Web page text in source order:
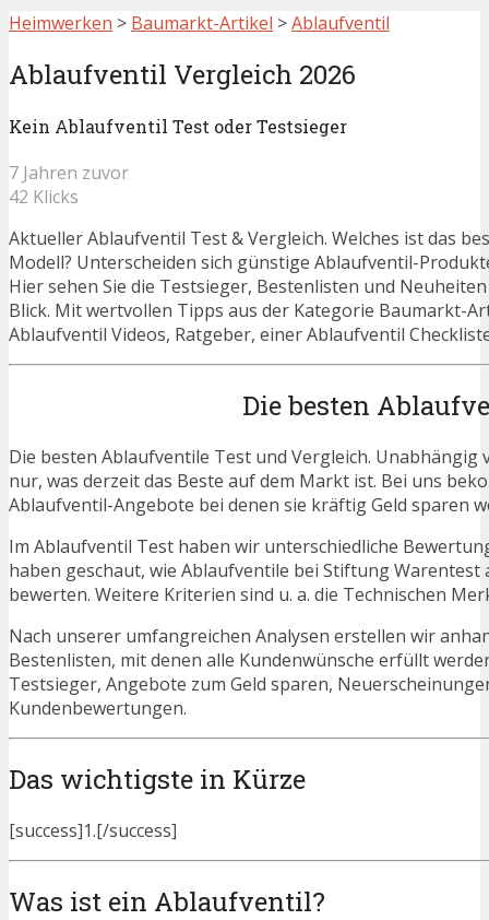
Heimwerken > Baumarkt-Artikel >Ablaufventil
Ablaufventil Vergleich 2026
Kein Ablaufventil Test oder Testsieger
7 Jahren zuvor
42 Klicks
Aktueller Ablaufventil Test & Vergleich. Welches ist das
Modell? Unterscheiden sich günstige Ablaufventil-
Hier sehen Sie die Testsieger, Bestenlisten und
Blick. Mit wertvollen Tipps aus der Kategorie Baumarkt-
Ablaufventil Videos, Ratgeber, einer Ablaufventil
Die besten
Die besten Ablaufventile Test und Vergleich.
nur, was derzeit das Beste auf dem Markt ist. Bei uns
Ablaufventil-Angebote bei denen sie kräftig Geld sparen
Im Ablaufventil Test haben wir unterschiedliche
haben geschaut, wie Ablaufventile bei Stiftung Warentest
bewerten. Weitere Kriterien sind u. a. die Technischen
Nach unserer umfangreichen Analysen erstellen wir
Bestenlisten, mit denen alle Kundenwünsche erfüllt
Testsieger, Angebote zum Geld sparen,
Kundenbewertungen.
Das wichtigste in Kürze
[success]1.[/success]
Was ist ein Ablaufventil?